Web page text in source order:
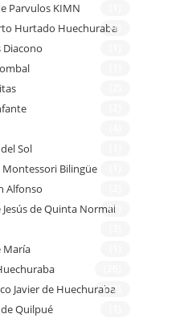
Parvulos KIMN
Hurtado Huechuraba
(1)
Diacono
Sol
Montessori Bilingüe
Alfonso
de Quinta Normal
(1)
María
Javier de Huechuraba
(12)
Quilpué